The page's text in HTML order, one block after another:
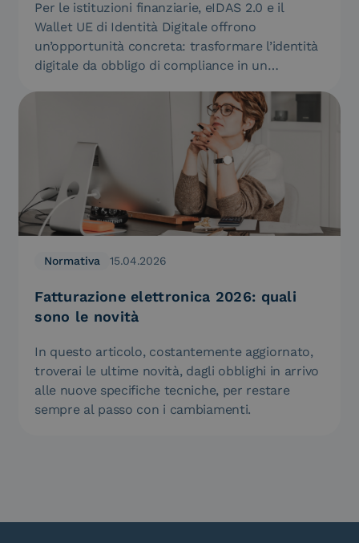
Per le istituzioni finanziarie, eIDAS 2.0 e il
Wallet UE di Identità Digitale offrono
un’opportunità concreta: trasformare l’identità
digitale da obbligo di compliance in un…
Normativa 15.04.2026
Fatturazione elettronica 2026: quali
sono le novità
In questo articolo, costantemente aggiornato,
troverai le ultime novità, dagli obblighi in arrivo
alle nuove specifiche tecniche, per restare
sempre al passo con i cambiamenti.